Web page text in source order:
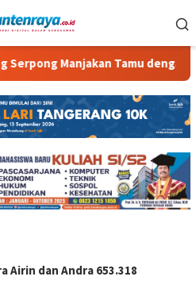
Manjakan Tamu dengan Robot
Airin dan Andra 653.318